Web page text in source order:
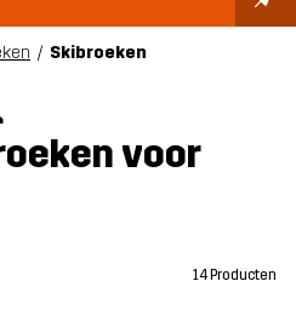
Skibroeken
voor
14 Producten